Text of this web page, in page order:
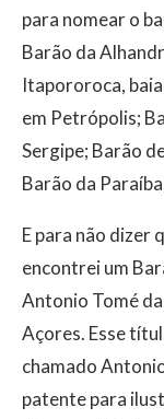
para nomear o
Barão da
Itapororoca,
em Petrópolis;
Sergipe; Barão
Barão da
E para não dizer
encontrei um
Antonio Tomé
Açores. Esse
chamado
patente para